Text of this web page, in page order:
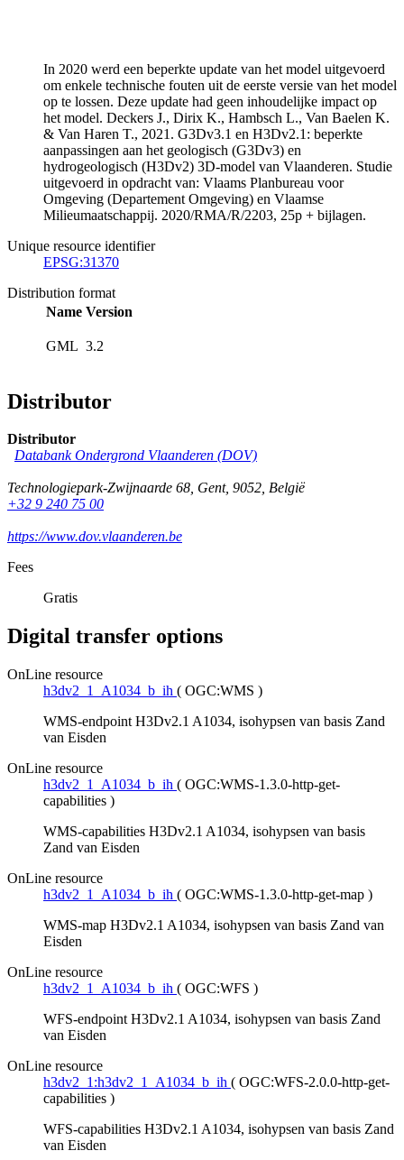
In 2020 werd een beperkte update van het model uitgevoerd
om enkele technische fouten uit de eerste versie van het model
op te lossen. Deze update had geen inhoudelijke impact op
het model. Deckers J., Dirix K., Hambsch L., Van Baelen K.
& Van Haren T., 2021. G3Dv3.1 en H3Dv2.1: beperkte
aanpassingen aan het geologisch (G3Dv3) en
hydrogeologisch (H3Dv2) 3D-model van Vlaanderen. Studie
uitgevoerd in opdracht van: Vlaams Planbureau voor
Omgeving (Departement Omgeving) en Vlaamse
Milieumaatschappij. 2020/RMA/R/2203, 25p + bijlagen.
Unique resource identifier
EPSG:31370
Distribution format
Name Version
GML 3.2
Distributor
Distributor
Databank Ondergrond Vlaanderen (DOV)
Technologiepark-Zwijnaarde 68, Gent, 9052, België
+32 9 240 75 00
https://www.dov.vlaanderen.be
Fees
Gratis
Digital transfer options
OnLine resource
h3dv2_1_A1034_b_ih ( OGC:WMS )
WMS-endpoint H3Dv2.1 A1034, isohypsen van basis Zand
van Eisden
OnLine resource
h3dv2_1_A1034_b_ih ( OGC:WMS-1.3.0-http-get-
capabilities )
WMS-capabilities H3Dv2.1 A1034, isohypsen van basis
Zand van Eisden
OnLine resource
h3dv2_1_A1034_b_ih ( OGC:WMS-1.3.0-http-get-map )
WMS-map H3Dv2.1 A1034, isohypsen van basis Zand van
Eisden
OnLine resource
h3dv2_1_A1034_b_ih ( OGC:WFS )
WFS-endpoint H3Dv2.1 A1034, isohypsen van basis Zand
van Eisden
OnLine resource
h3dv2_1:h3dv2_1_A1034_b_ih ( OGC:WFS-2.0.0-http-get-
capabilities )
WFS-capabilities H3Dv2.1 A1034, isohypsen van basis Zand
van Eisden